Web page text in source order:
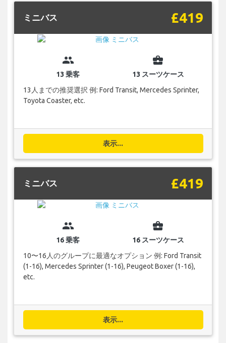
ミニバス £419
group
13 乗客
business_center
13 スーツケース
13人までの推奨選択 例: Ford Transit, Mercedes Sprinter,
Toyota Coaster, etc.
表示...
ミニバス £419
group
16 乗客
business_center
16 スーツケース
10〜16人のグループに最適なオプション 例: Ford Transit
(1-16), Mercedes Sprinter (1-16), Peugeot Boxer (1-16),
etc.
表示...